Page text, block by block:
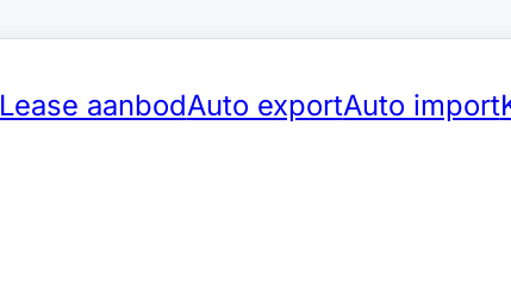
Lease aanbodAuto exportAuto import